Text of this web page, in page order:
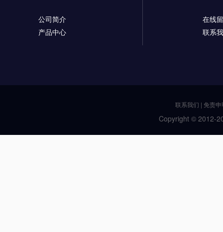
公司简介
产品中心
在线
联系
联系我们 | 免责申
Copyright © 2012-